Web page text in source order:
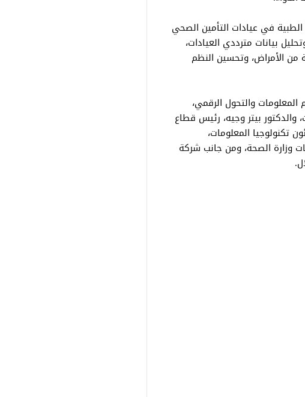
في عيادات التأمين الصحي
بيانات مترددي العيادات،
من الأمراض، وتحسين النظم
المعلومات والتحول الرقمي،
بيتر وجيه، رئيس قطاع
تكنولوجيا المعلومات،
وزارة الصحة، ومن جانب شركة